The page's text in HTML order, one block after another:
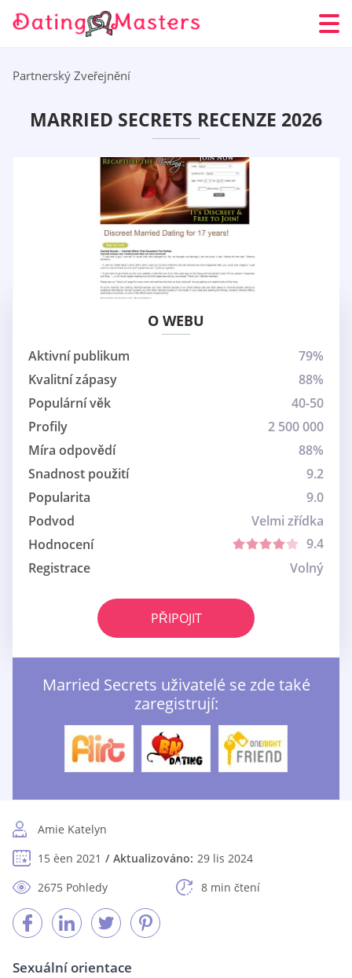
Partnerský Zveřejnění
MARRIED SECRETS RECENZE 2026
O WEBU
Aktivní publikum
79%
Kvalitní zápasy
88%
Populární věk
40-50
Profily
2 500 000
Míra odpovědí
88%
Snadnost použití
9.2
Popularita
9.0
Podvod
Velmi zřídka
Hodnocení
9.4
Registrace
Volný
PŘIPOJIT
Married Secrets uživatelé se zde také
zaregistrují:
Amie Katelyn
15 èen 2021
Aktualizováno: 29 lis 2024
2675 Pohledy
8 min čtení
Sexuální orientace